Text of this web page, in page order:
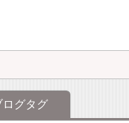
ログタグ